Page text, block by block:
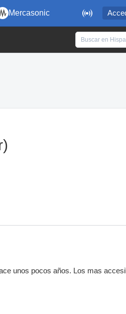

Mercasonic
unos pocos años. Los mas